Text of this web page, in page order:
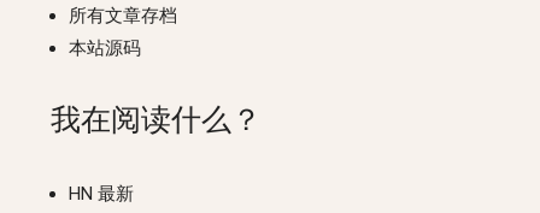
所有文章存档
本站源码
我在阅读什么？
HN 最新